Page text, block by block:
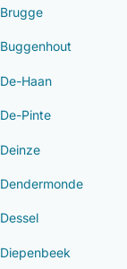
Brugge
Buggenhout
De-Haan
De-Pinte
Deinze
Dendermonde
Dessel
Diepenbeek